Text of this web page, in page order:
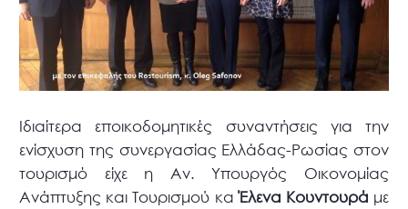
Ιδιαίτερα εποικοδομητικές συναντήσεις για την
ενίσχυση της συνεργασίας Ελλάδας-Ρωσίας στον
τουρισμό είχε η Αν. Υπουργός Οικονομίας
Ανάπτυξης και Τουρισμού καΈλενα Κουντουρά με